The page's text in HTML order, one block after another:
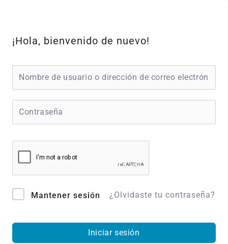
contenido
¡Hola, bienvenido de nuevo!
Mantener sesión ¿Olvidaste tu contraseña?
Iniciar sesión